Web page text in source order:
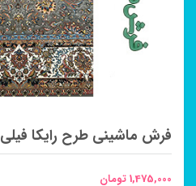
فرش ماشینی طرح رایکا فیلی ۷۰۰ شانه کاشان
1,475,000تومان